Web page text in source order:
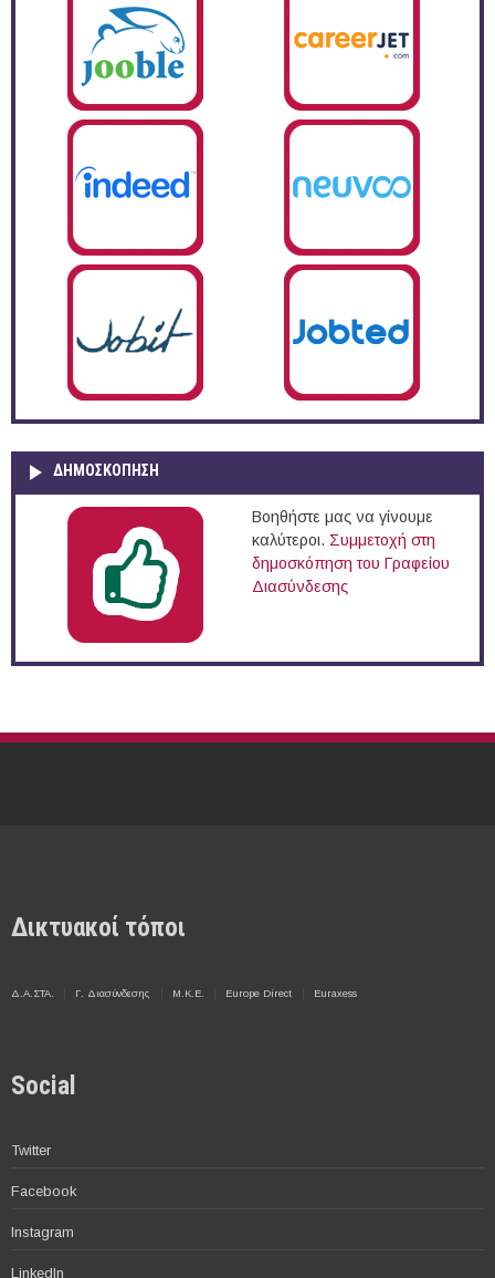
ΔΗΜΟΣΚΌΠΗΣΗ
Βοηθήστε μας να γίνουμε
καλύτεροι. Συμμετοχή στη
δημοσκόπηση του Γραφείου
Διασύνδεσης
Δικτυακοί τόποι
Δ.Α.ΣΤΑ. Γ. Διασύνδεσης Μ.Κ.Ε. Europe Direct Euraxess
Social
Twitter
Facebook
Instagram
LinkedIn